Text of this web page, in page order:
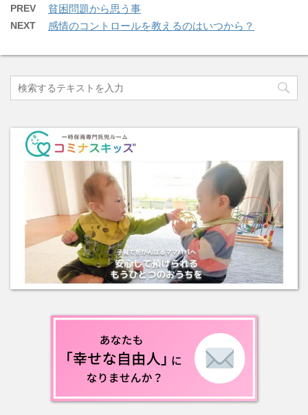
PREV 貧困問題から思う事
NEXT 感情のコントロールを教えるのはいつから？